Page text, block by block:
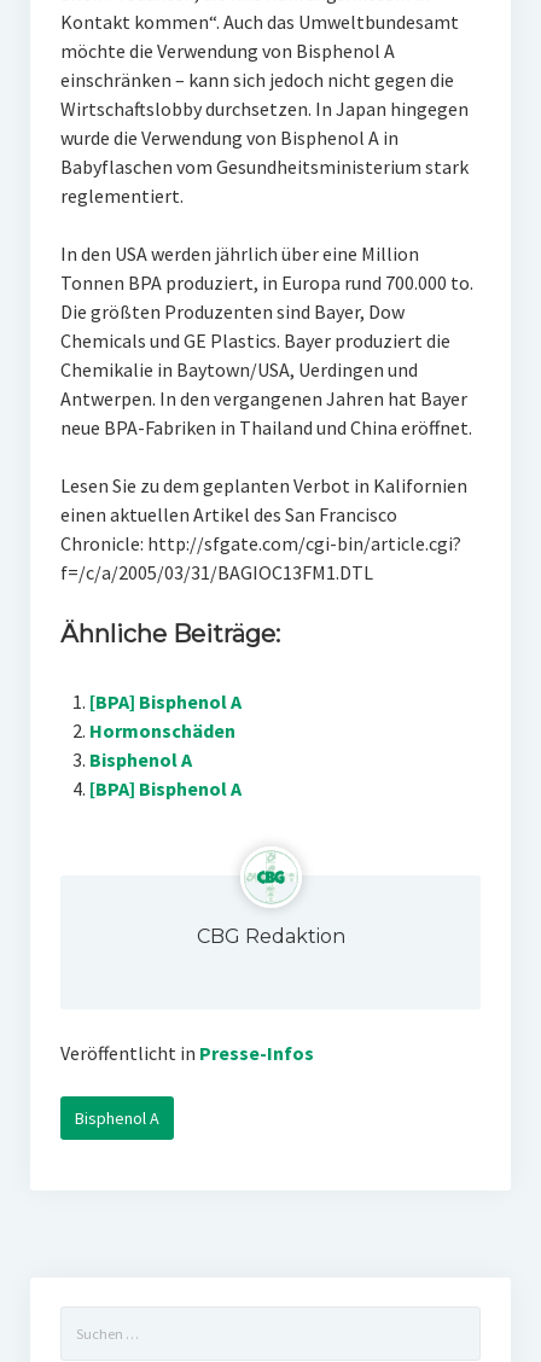
Kontakt kommen“. Auch das Umweltbundesamt
möchte die Verwendung von Bisphenol A
einschränken – kann sich jedoch nicht gegen die
Wirtschaftslobby durchsetzen. In Japan hingegen
wurde die Verwendung von Bisphenol A in
Babyflaschen vom Gesundheitsministerium stark
reglementiert.
In den USA werden jährlich über eine Million
Tonnen BPA produziert, in Europa rund 700.000 to.
Die größten Produzenten sind Bayer, Dow
Chemicals und GE Plastics. Bayer produziert die
Chemikalie in Baytown/USA, Uerdingen und
Antwerpen. In den vergangenen Jahren hat Bayer
neue BPA-Fabriken in Thailand und China eröffnet.
Lesen Sie zu dem geplanten Verbot in Kalifornien
einen aktuellen Artikel des San Francisco
Chronicle: http://sfgate.com/cgi-bin/article.cgi?
f=/c/a/2005/03/31/BAGIOC13FM1.DTL
Ähnliche Beiträge:
[BPA] Bisphenol A
Hormonschäden
Bisphenol A
[BPA] Bisphenol A
CBG Redaktion
Veröffentlicht in Presse-Infos
Bisphenol A
nach: